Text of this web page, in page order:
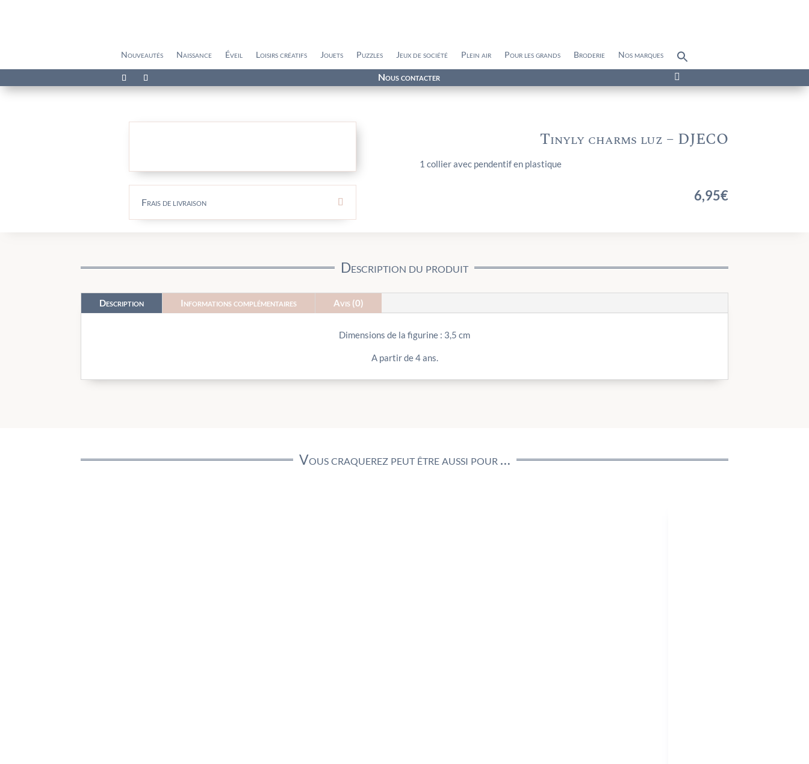
Nouveautés Naissance Éveil Loisirs créatifs Jouets Puzzles Jeux de société Plein air Pour les grands Broderie Nos marques
for:
Nous contacter 
Frais de livraison
Tinyly charms luz – DJECO
1 collier avec pendentif en plastique
6,95€
Description du produit
Description Informations complémentaires Avis (0)
Dimensions de la figurine : 3,5 cm
A partir de 4 ans.
Vous craquerez peut être aussi pour …